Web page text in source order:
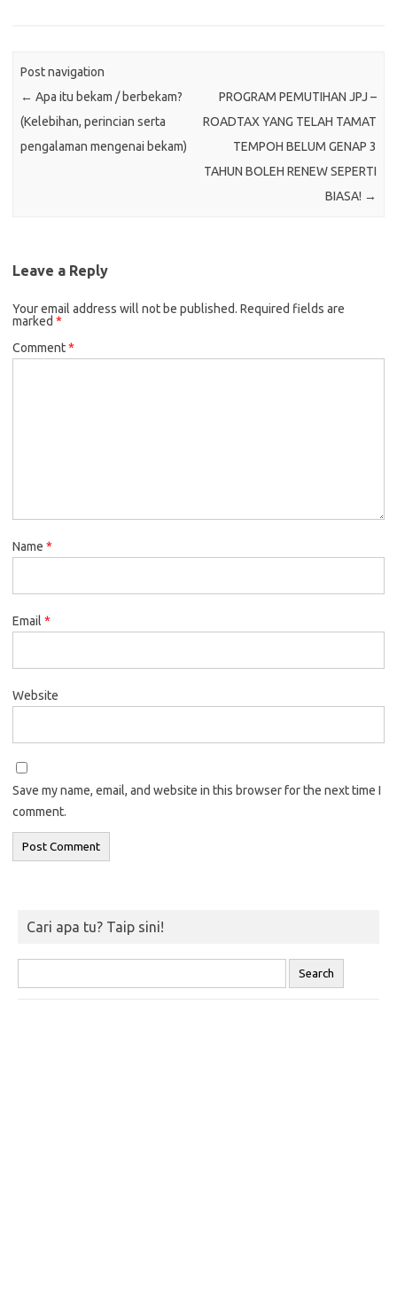
Post navigation
← Apa itu bekam / berbekam?
(Kelebihan, perincian serta
pengalaman mengenai bekam)
PROGRAM PEMUTIHAN JPJ –
ROADTAX YANG TELAH TAMAT
TEMPOH BELUM GENAP 3
TAHUN BOLEH RENEW SEPERTI
BIASA! →
Leave a Reply
Your email address will not be published. Required fields are
marked *
Comment*
Name *
Email *
Website
Save my name, email, and website in this browser for the next time I
comment.
Cari apa tu? Taip sini!